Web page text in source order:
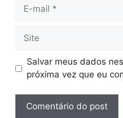
Site
Salvar meus dados
próxima vez que eu